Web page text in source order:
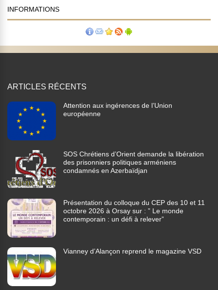
INFORMATIONS
ARTICLES RÉCENTS
Attention aux ingérences de l’Union
européenne
SOS Chrétiens d’Orient demande la libération
des prisonniers politiques arméniens
condamnés en Azerbaïdjan
Présentation du colloque du CEP des 10 et 11
octobre 2026 à Orsay sur : ” Le monde
contemporain : un défi à relever”
Vianney d’Alançon reprend le magazine VSD